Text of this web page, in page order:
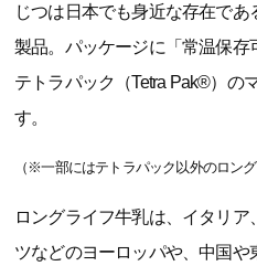
じつは日本でも身近な存在であ
製品。パッケージに「常温保存
テトラパック（Tetra Pak®）の
す。
（※一部にはテトラパック以外のロン
ロングライフ牛乳は、イタリ
ツなどのヨーロッパや、中国